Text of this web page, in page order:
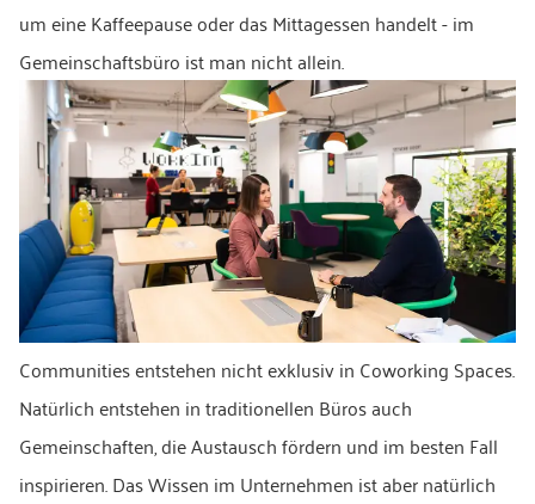
um eine Kaffeepause oder das Mittagessen handelt - im
Gemeinschaftsbüro ist man nicht allein.
Communities entstehen nicht exklusiv in Coworking Spaces.
Natürlich entstehen in traditionellen Büros auch
Gemeinschaften, die Austausch fördern und im besten Fall
inspirieren. Das Wissen im Unternehmen ist aber natürlich